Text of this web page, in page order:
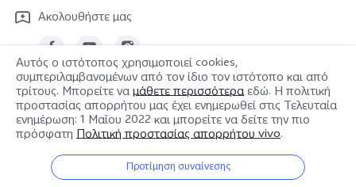
Y17s
Όλες οι Συσκευές
Εγχειρίδιο χρήστη
στείλτε για επισκευή
Αρχείο καταγραφής ενημερώσεων
Πολιτική εγγύησης
Ανακοίνωση νομικού περιεχομένου
Βιωσιμότητα
Κέντρο απορρήτου της vivo
Ακολουθήστε μας
Greece | Επιλέξτε χώρα/περιοχή
© 2026 vivo Mobile Communication Co., Ltd. Με την επιφύλαξη παντός
δικαιώματος.
Αυτός ο ιστότοπος χρησιμοποιεί cookies,
συμπεριλαμβανομένων από τον ίδιο τον ιστότοπο και από
τρίτους. Μπορείτε ναμάθετε περισσότεραεδώ. Η πολιτική
προστασίας απορρήτου μας έχει ενημερωθεί στις Τελευταία
ενημέρωση: 1 Μαΐου 2022 και μπορείτε να δείτε την πιο
πρόσφατη Πολιτική προστασίας απορρήτου vivo.
Προτίμηση συναίνεσης